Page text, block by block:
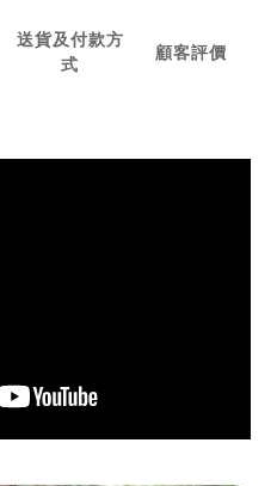
送貨及付款方
式
顧客評價